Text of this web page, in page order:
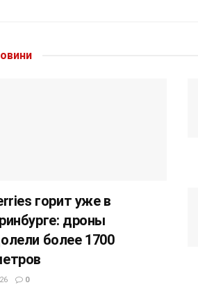
горит уже в
дроны
более 1700
0